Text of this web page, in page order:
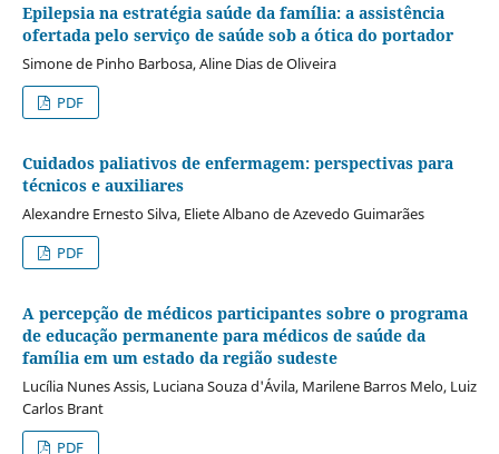
Epilepsia na estratégia saúde da família: a assistência
ofertada pelo serviço de saúde sob a ótica do portador
Simone de Pinho Barbosa, Aline Dias de Oliveira
PDF
Cuidados paliativos de enfermagem: perspectivas para
técnicos e auxiliares
Alexandre Ernesto Silva, Eliete Albano de Azevedo Guimarães
PDF
A percepção de médicos participantes sobre o programa
de educação permanente para médicos de saúde da
família em um estado da região sudeste
Lucília Nunes Assis, Luciana Souza d'Ávila, Marilene Barros Melo, Luiz
Carlos Brant
PDF